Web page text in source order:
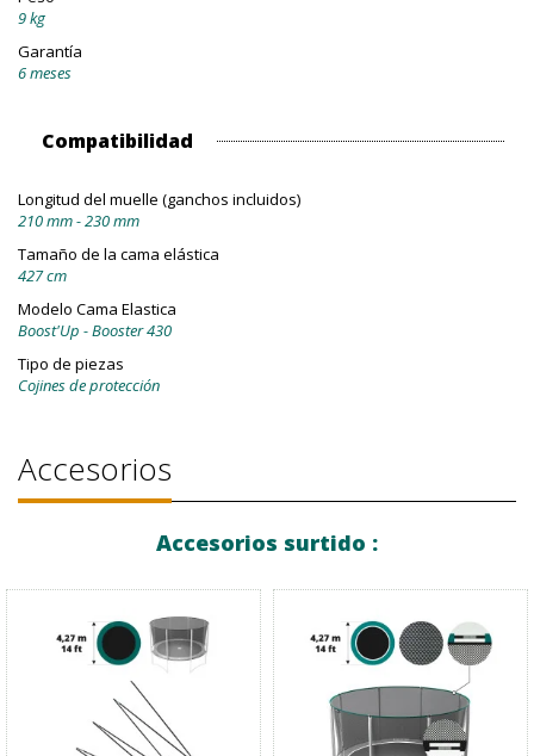
9 kg
Garantía
6 meses
Compatibilidad
Longitud del muelle (ganchos incluidos)
210 mm - 230 mm
Tamaño de la cama elástica
427 cm
Modelo Cama Elastica
Boost'Up - Booster 430
Tipo de piezas
Cojines de protección
Accesorios
Accesorios surtido :